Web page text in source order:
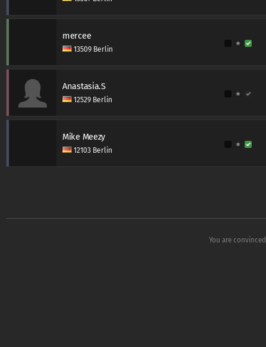
mercee
13509 Berlin
Anastasia.S
12529 Berlin
Mike Meezy
12103 Berlin
You are